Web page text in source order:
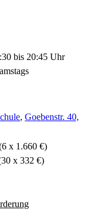
bis 20:45 Uhr
, Goebenstr. 40,
x 1.660 €)
x 332 €)